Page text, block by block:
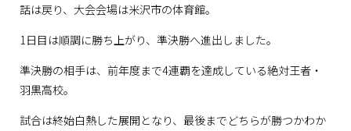
話は戻り、大会会場は米沢市の体育館。
1日目は順調に勝ち上がり、準決勝へ進出しました。
準決勝の相手は、前年度まで4連覇を達成している絶対王者・
羽黒高校。
試合は終始白熱した展開となり、最後までどちらが勝つかわか